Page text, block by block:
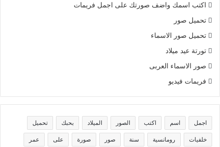
اكتب اسمك واضف صورتك على اجمل فريمات
تحميل صور
تحميل صور الاسماء
تورتة عيد ميلاد
صور الاسماء العربى
فريمات فيديو
اجمل اسم اكتب الصور الميلاد بحبك تحميل
خلفيات رومانسية سنة صور صورة على عمر